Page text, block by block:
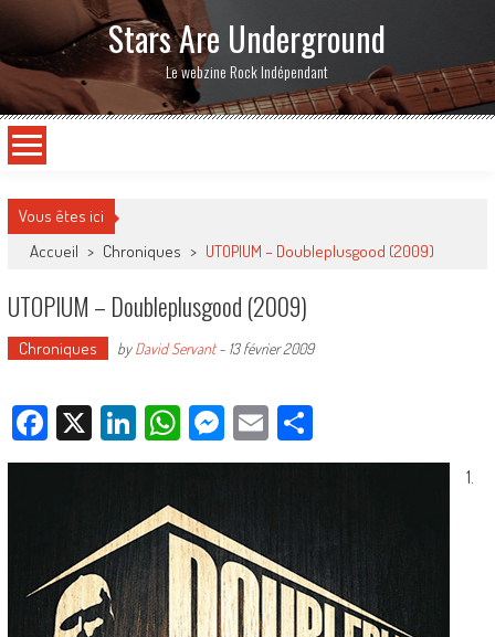
Stars Are Underground
Le webzine Rock Indépendant
Vous êtes ici
Accueil > Chroniques > UTOPIUM – Doubleplusgood (2009)
UTOPIUM – Doubleplusgood (2009)
Chroniques byDavid Servant- 13 février 2009
Facebook
X LinkedIn
WhatsApp
Messenger
EmailPartager
1.